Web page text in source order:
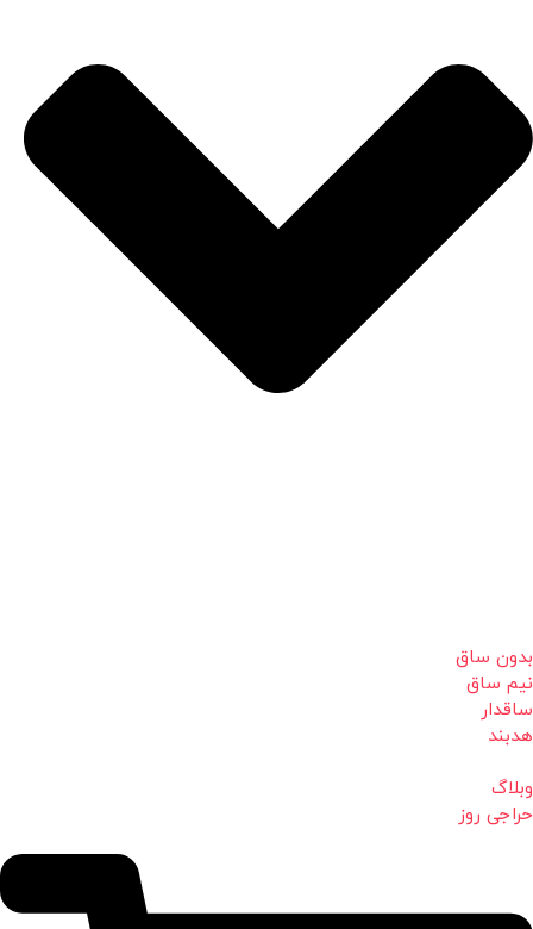
بدون ساق
نیم ساق
ساقدار
هدبند
وبلاگ
حراجی روز